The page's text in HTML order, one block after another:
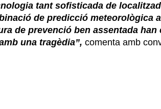
tant sofisticada de
de predicció meteorològica
de prevenció ben assentada
una tragèdia”, comenta amb